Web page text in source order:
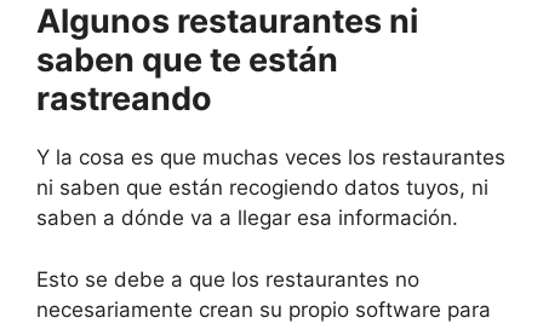
Algunos restaurantes ni
saben que te están
rastreando
Y la cosa es que muchas veces los restaurantes
ni saben que están recogiendo datos tuyos, ni
saben a dónde va a llegar esa información.
Esto se debe a que los restaurantes no
necesariamente crean su propio software para